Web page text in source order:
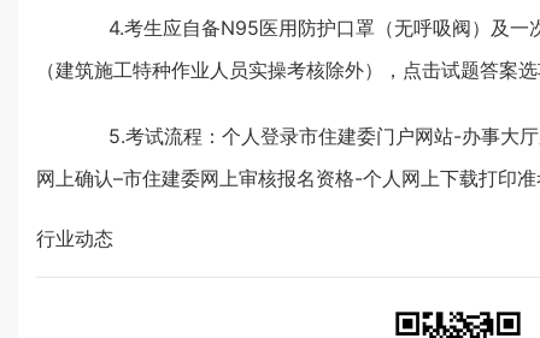
4.考生应自备N95医用防护口罩（无呼吸阀）及一
（建筑施工特种作业人员实操考核除外），点击试题答案
5.考试流程：个人登录市住建委门户网站-办事大厅
网上确认–市住建委网上审核报名资格-个人网上下载打印
行业动态